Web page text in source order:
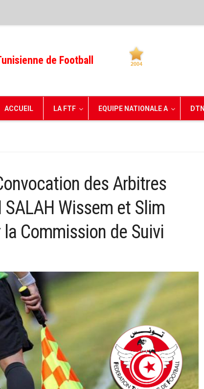
de Football
ACCUEIL LA FTF EQUIPE NATIONALE A DTN
des Arbitres
SALAH Wissem et Slim
la Commission de Suivi